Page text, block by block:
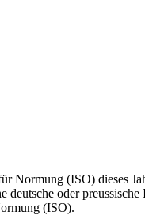
Normung (ISO) dieses
oder
(ISO).